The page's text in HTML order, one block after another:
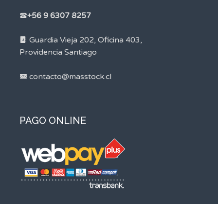
+56 9 6307 8257
Guardia Vieja 202, Oficina 403,
Providencia Santiago
contacto@masstock.cl
PAGO ONLINE